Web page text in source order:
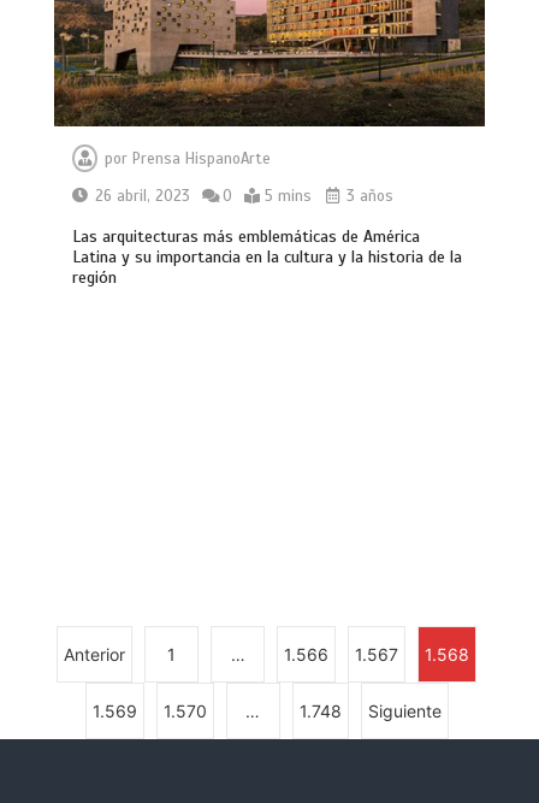
por Prensa HispanoArte
26 abril, 2023
0 5 mins 3 años
Las arquitecturas más emblemáticas de América
Latina y su importancia en la cultura y la historia de la
región
Anterior 1 … 1.566 1.567 1.568
1.569 1.570 … 1.748 Siguiente